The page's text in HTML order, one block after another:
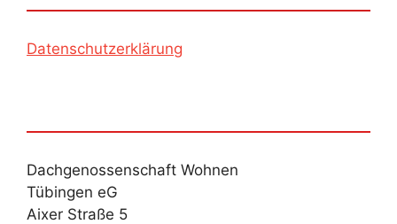
Datenschutzerklärung
Dachgenossenschaft Wohnen
Tübingen eG
Aixer Straße 5